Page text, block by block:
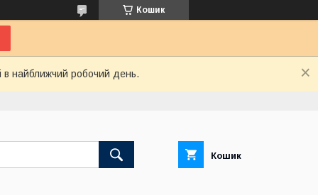
Кошик
в найближчий робочий день.
Кошик